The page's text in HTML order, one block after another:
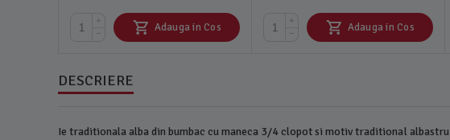
+
−
Adauga in Cos
+
−
Adauga in Cos
DESCRIERE
Ie traditionala alba din bumbac cu maneca 3/4 clopot si motiv traditional albastru